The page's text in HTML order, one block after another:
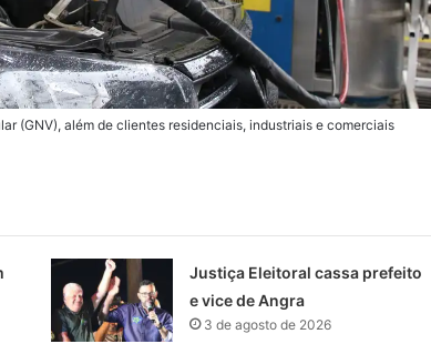
(GNV), além de clientes residenciais, industriais e comerciais
Justiça Eleitoral cassa prefeito
e vice de Angra
3 de agosto de 2026